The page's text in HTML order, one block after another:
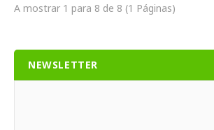
A mostrar 1 para 8 de 8 (1 Páginas)
NEWSLETTER